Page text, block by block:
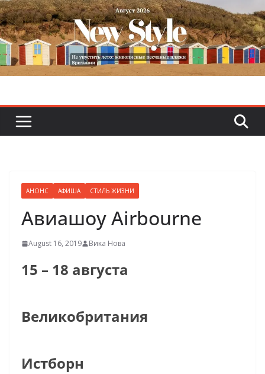
Skip
to
content
АНОНС АФИША СТИЛЬ ЖИЗНИ
Авиашоу Airbourne
August 16, 2019 Вика Нова
15 – 18 августа
Великобритания
Истборн